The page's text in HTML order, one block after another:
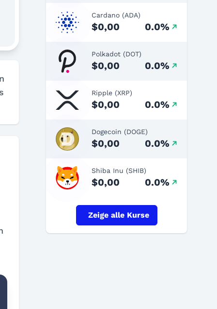
Cardano (ADA)
$0,00 0.0%
Polkadot (DOT)
$0,00 0.0%
Ripple (XRP)
$0,00 0.0%
Dogecoin (DOGE)
$0,00 0.0%
Shiba Inu (SHIB)
$0,00 0.0%
Zeige alle Kurse